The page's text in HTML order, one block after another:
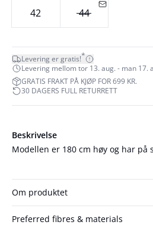
42 44
Levering er gratis!*
Levering mellom tor 13. aug. - man 17.
GRATIS FRAKT PÅ KJØP FOR 699 KR.
30 DAGERS FULL RETURRETT
Beskrivelse
Modellen er 180 cm høy og har på
Om produktet
Preferred fibres & materials